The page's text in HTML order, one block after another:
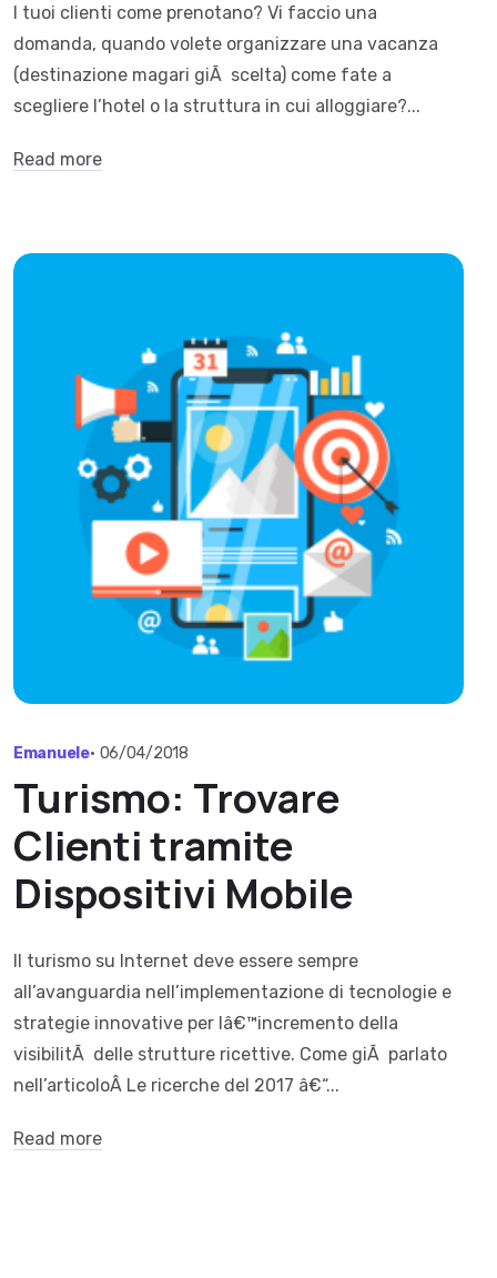
I tuoi clienti come prenotano? Vi faccio una
domanda, quando volete organizzare una vacanza
(destinazione magari giÃ scelta) come fate a
scegliere l’hotel o la struttura in cui alloggiare?...
Read more
Emanuele• 06/04/2018
Turismo: Trovare
Clienti tramite
Dispositivi Mobile
Il turismo su Internet deve essere sempre
all’avanguardia nell’implementazione di tecnologie e
strategie innovative per lâ€™incremento della
visibilitÃ delle strutture ricettive. Come giÃ parlato
nell’articoloÂ Le ricerche del 2017 â€“...
Read more